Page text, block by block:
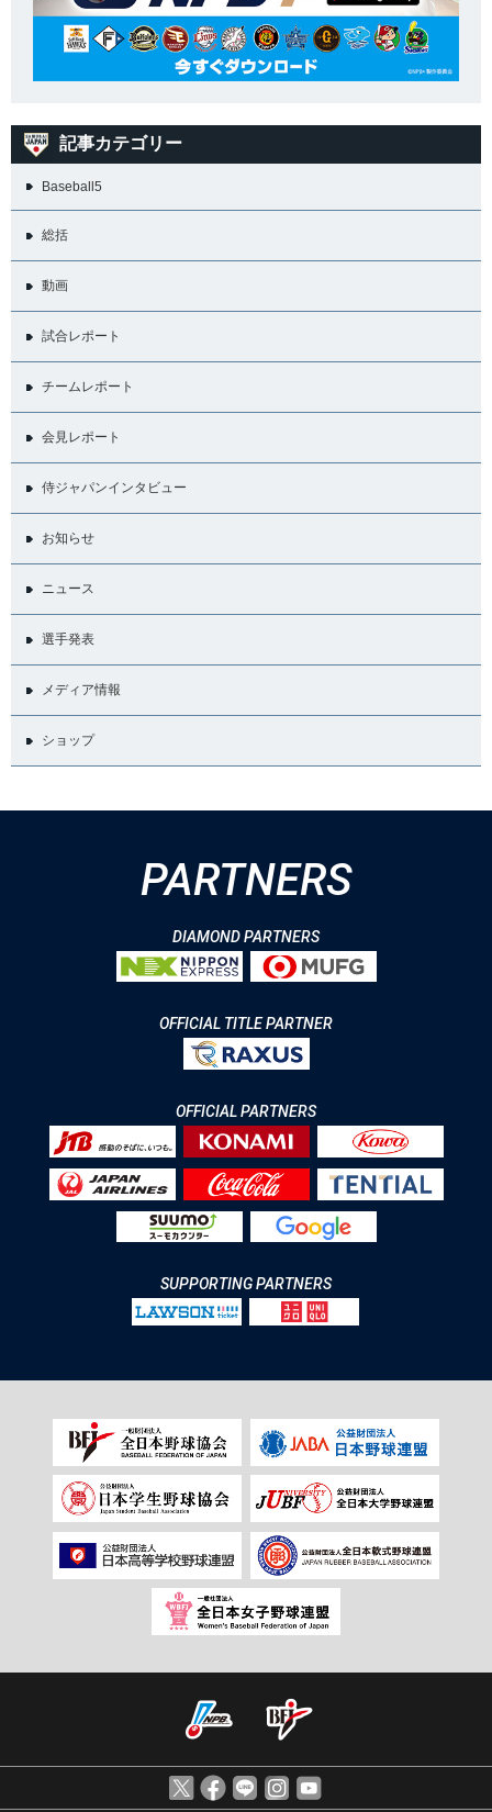
記事カテゴリー
Baseball5
総括
動画
試合レポート
チームレポート
会見レポート
侍ジャパンインタビュー
お知らせ
ニュース
選手発表
メディア情報
ショップ
PARTNERS
DIAMOND PARTNERS
OFFICIAL TITLE PARTNER
OFFICIAL PARTNERS
SUPPORTING PARTNERS